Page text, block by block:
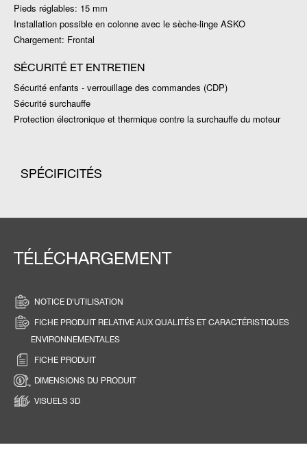
Pieds réglables: 15 mm
Installation possible en colonne avec le sèche-linge ASKO
Chargement: Frontal
SÉCURITÉ ET ENTRETIEN
Sécurité enfants - verrouillage des commandes (CDP)
Sécurité surchauffe
Protection électronique et thermique contre la surchauffe du moteur
SPÉCIFICITÉS
TÉLÉCHARGEMENT
NOTICE D'UTILISATION
FICHE PRODUIT RELATIVE AUX QUALITÉS ET CARACTÉRISTIQUES
ENVIRONNEMENTALES
FICHE PRODUIT
DIMENSIONS DU PRODUIT
VISUELS 3D